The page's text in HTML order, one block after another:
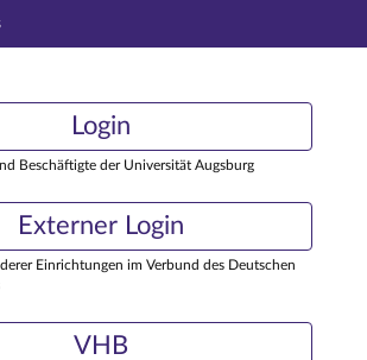
Hauptnavigation
Externer Login
Login
Beschäftigte der Universität Augsburg
Externer Login
Einrichtungen im Verbund des Deutschen
VHB